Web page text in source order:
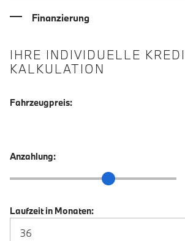
Finanzierung
IHRE INDIVIDUELLE
KALKULATION
Fahrzeugpreis:
Anzahlung:
Anzahlung Schieberegler
Laufzeit in Monaten: